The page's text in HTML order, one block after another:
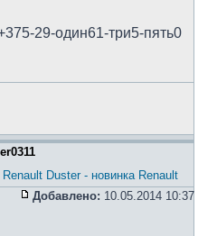
29-один61-три5-пять0
Renault Duster - новинка Renault
Добавлено: 10.05.2014 10:37